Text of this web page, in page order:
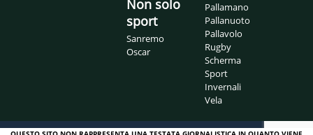
Non solo
sport
Sanremo
Oscar
Pallamano
Pallanuoto
Pallavolo
Rugby
Scherma
Sport
Invernali
Vela